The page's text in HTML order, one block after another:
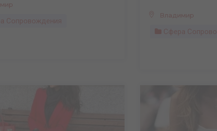
Сопровождения
Владимир
Сфера